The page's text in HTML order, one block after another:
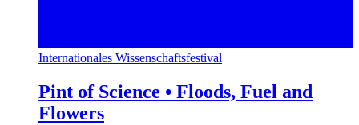
Internationales Wissenschaftsfestival
Pint of Science • Floods, Fuel and
Flowers